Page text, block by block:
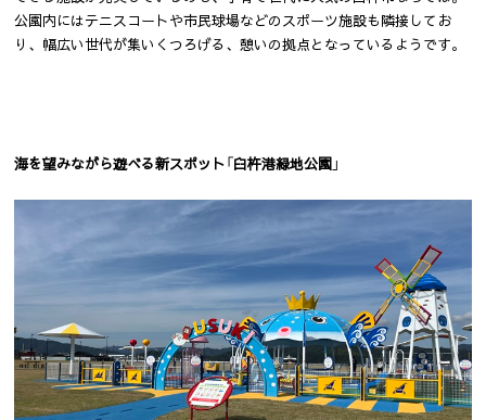
公園内にはテニスコートや市民球場などのスポーツ施設も隣接してお
り、幅広い世代が集いくつろげる、憩いの拠点となっているようです。
海を望みながら遊べる新スポット「臼杵港緑地公園」